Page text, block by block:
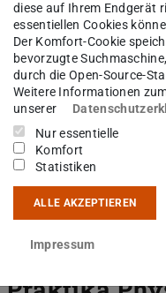
an der TU
diese auf Ihrem Endgerät
essentiellen Cookies
Der Komfort-Cookie
bevorzugte
durch die Open-Source-
Weitere Informationen
unserer
Nur essentielle
Komfort
Statistiken
ALLE AKZEPTIEREN
Impressum